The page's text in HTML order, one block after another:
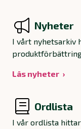
Nyheter
I vårt nyhetsarkiv
Läs nyheter
Ordlista
I vår ordlista